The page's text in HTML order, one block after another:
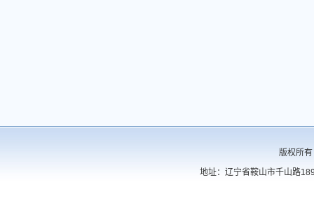
版权所
地址：辽宁省鞍山市千山路